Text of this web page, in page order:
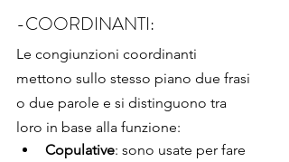
-COORDINANTI:
Le congiunzioni coordinanti
mettono sullo stesso piano due frasi
o due parole e si distinguono tra
loro in base alla funzione:
Copulative: sono usate per fare